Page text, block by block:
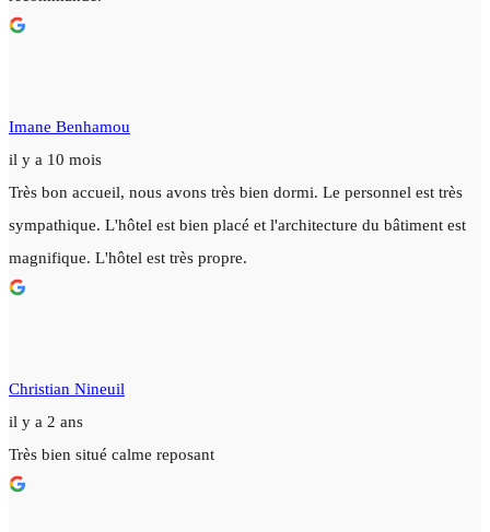
Imane Benhamou
il y a 10 mois
Très bon accueil, nous avons très bien dormi. Le personnel est très
sympathique. L'hôtel est bien placé et l'architecture du bâtiment est
magnifique. L'hôtel est très propre.
Christian Nineuil
il y a 2 ans
Très bien situé calme reposant